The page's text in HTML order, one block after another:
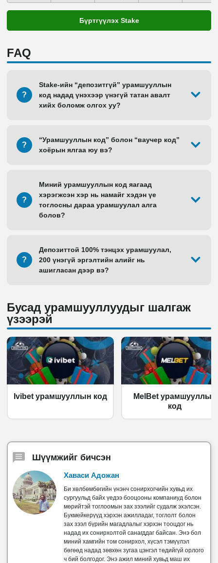
Бүртгүүлэх Stake
FAQ
?
Stake-ийн “депозитгүй” урамшууллын
код надад үнэхээр үнэгүй татан авалт
хийх боломж олгох уу?
?
“Урамшууллын код” болон “ваучер код”
хоёрын ялгаа юу вэ?
?
Миний урамшууллын код яагаад
хэрэгжсэн хэр нь намайг хэдэн үе
тоглосны дараа урамшуулал алга
болов?
?
Депозиттой 100% тэнцэх урамшуулал,
200 үнэгүй эргэлтийн алийг нь
ашигласан дээр вэ?
Бусад урамшууллуудыг шалгаж
үзээрэй
Ivibet урамшууллын код
MelBet урамшууллын
код
Шүүмжийг бичсэн
Хаваси Адожан
Би хөлбөмбөгийн үнэнч сонирхогчийн хувьд их
сургуульд байх үедээ бооцооны компаниуд болон
мөрийтэй тоглоомын зах зээлийг судалж эхэлсэн.
Букмейкерүүд хэрхэн ажилладаг, тоглолт болон
зах зээл бүрийн магадлалыг хэрхэн тооцдог нь
надад их сонирхолтой санагддаг байсан. Энэ бол
миний хамгийн том сонирхол, хүсэл тэмүүлэл
бөгөөд надад зөвхөн зугаа цэнгэл төдийгүй орлого
ч бий болгодог. Энэ ажил миний хувьд маш их